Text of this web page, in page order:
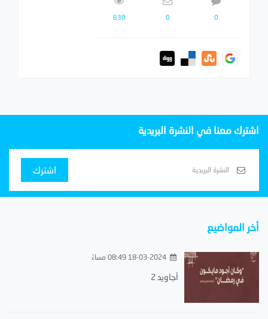
0
0
630
اشترك معنا في النشرة البريدية
اشترك
أخر المواضيع
18-03-2024 08:49 مساءً
أجاويد 2